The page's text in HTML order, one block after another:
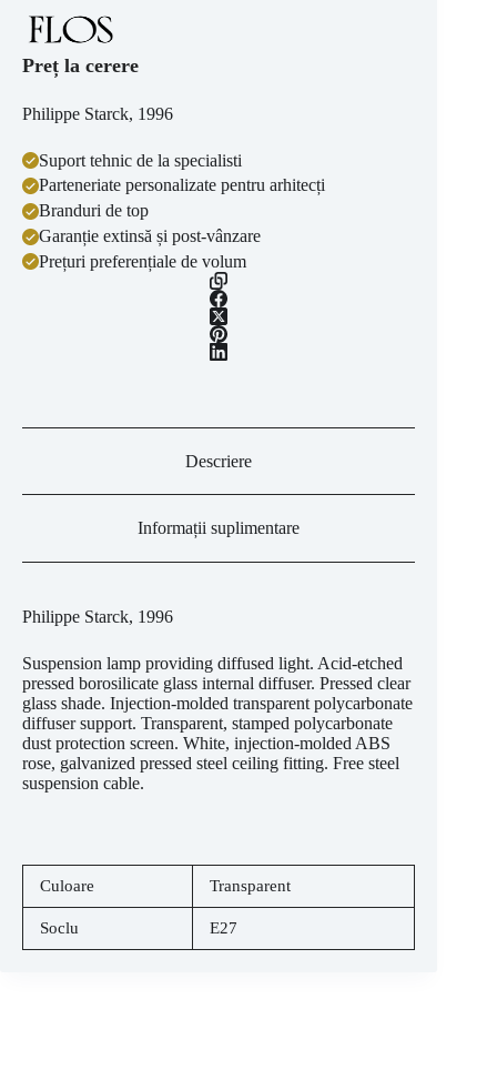
Preț la cerere
Philippe Starck, 1996
Suport tehnic de la specialisti
Parteneriate personalizate pentru arhitecți
Branduri de top
Garanție extinsă și post-vânzare
Prețuri preferențiale de volum
Descriere
Informații suplimentare
Philippe Starck, 1996
Suspension lamp providing diffused light. Acid-etched
pressed borosilicate glass internal diffuser. Pressed clear
glass shade. Injection-molded transparent polycarbonate
diffuser support. Transparent, stamped polycarbonate
dust protection screen. White, injection-molded ABS
rose, galvanized pressed steel ceiling fitting. Free steel
suspension cable.
Culoare Transparent
Soclu E27